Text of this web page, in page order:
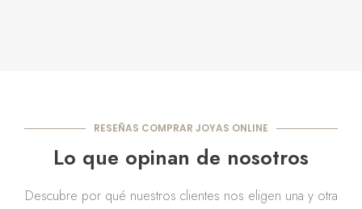
RESEÑAS COMPRAR JOYAS ONLINE
Lo que opinan de nosotros
Descubre por qué nuestros clientes nos eligen una y otra